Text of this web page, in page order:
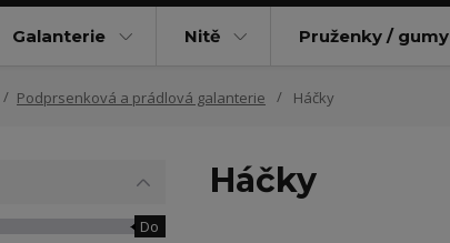
Galanterie Nitě Pruženky / gumy
Podprsenková a prádlová galanterie Háčky
Háčky
Do